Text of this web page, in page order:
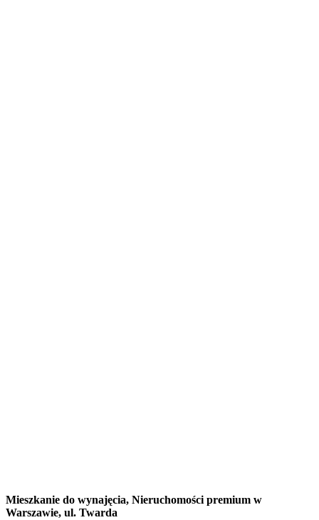
Mieszkanie do wynajęcia, Nieruchomości premium w
Warszawie, ul. Twarda